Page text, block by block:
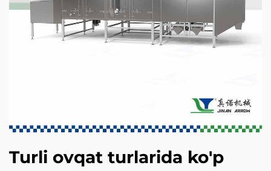
Turli ovqat turlarida ko'p